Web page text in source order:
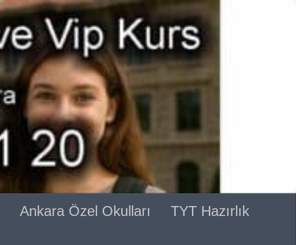
Ankara Özel Okulları TYT Hazırlık